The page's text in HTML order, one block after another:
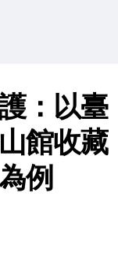
：以臺
館收藏
例